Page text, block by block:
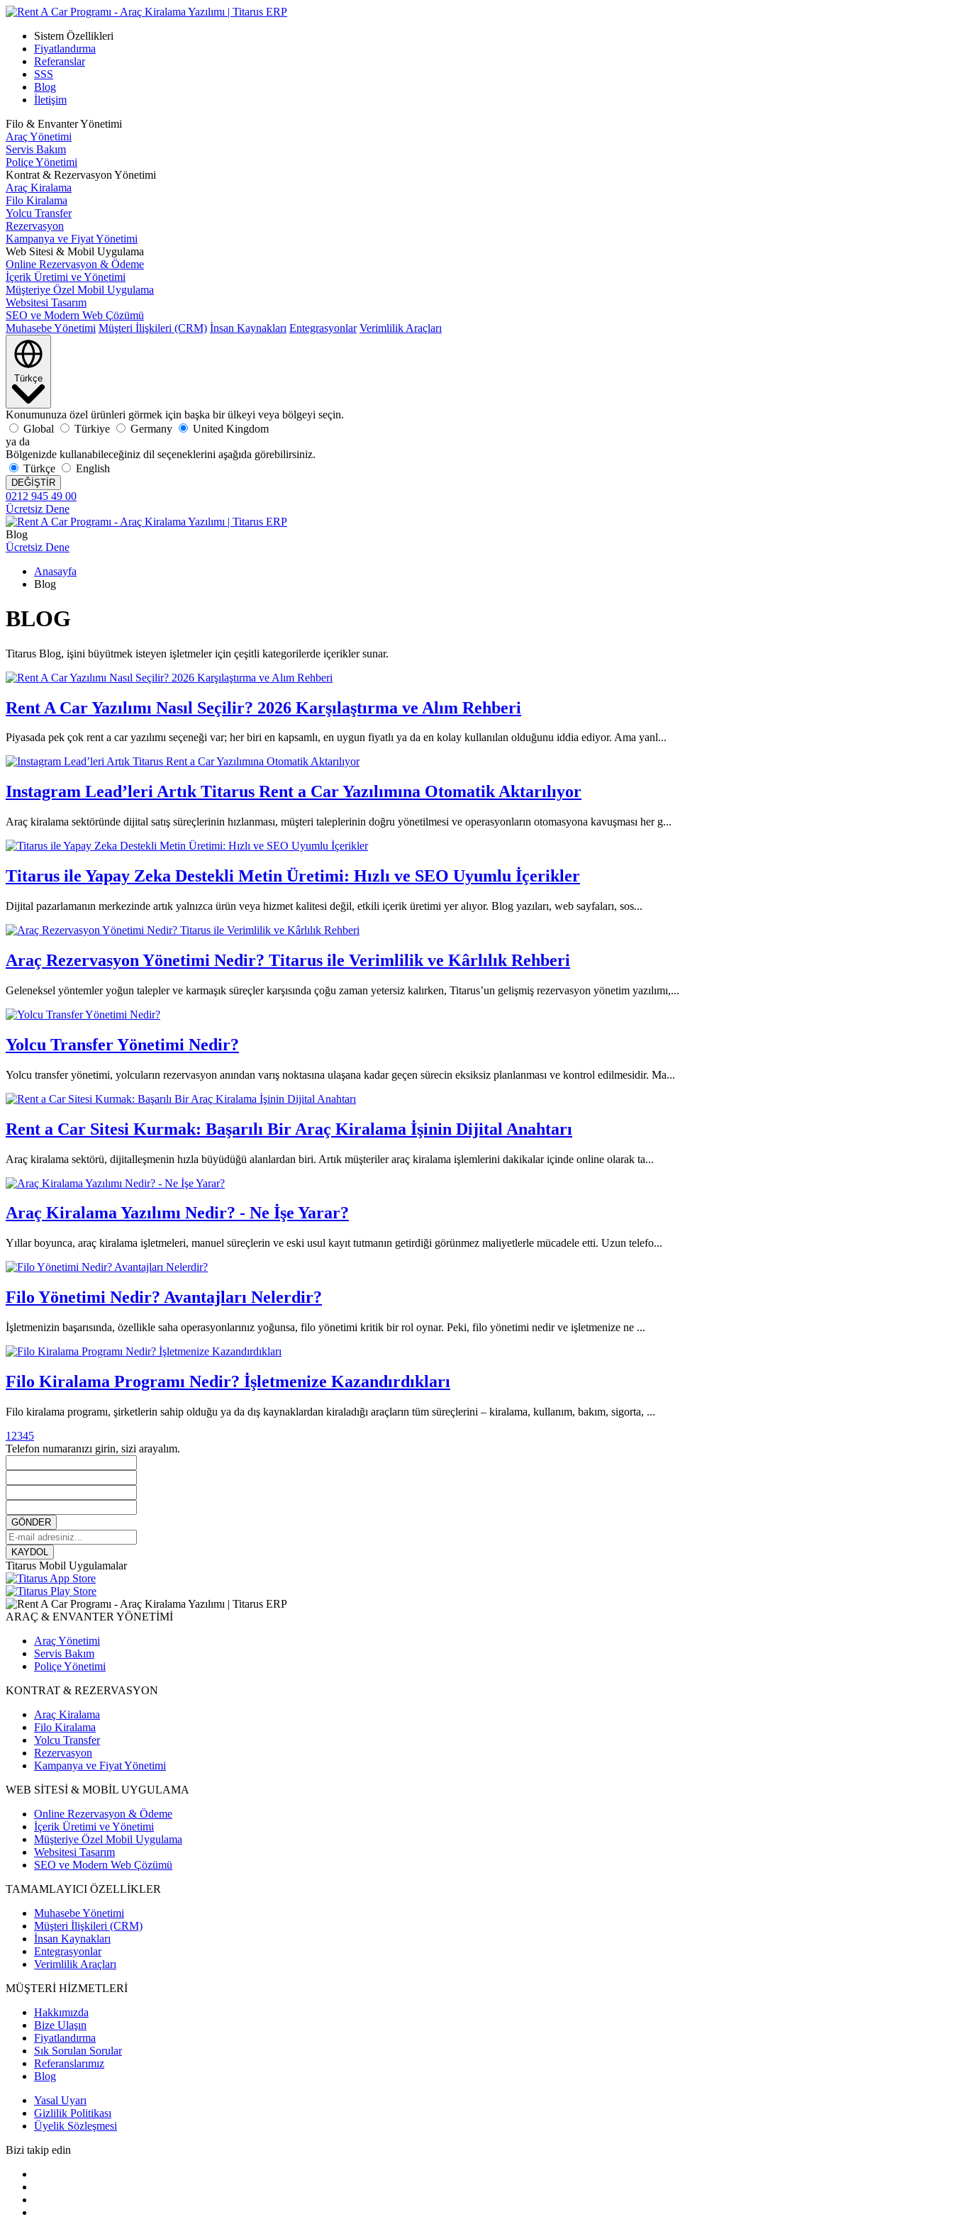
Sistem Özellikleri
Fiyatlandırma
Referanslar
SSS
Blog
İletişim
Filo & Envanter Yönetimi
Araç Yönetimi
Servis Bakım
Poliçe Yönetimi
Kontrat & Rezervasyon Yönetimi
Araç Kiralama
Filo Kiralama
Yolcu Transfer
Rezervasyon
Kampanya ve Fiyat Yönetimi
Web Sitesi & Mobil Uygulama
Online Rezervasyon & Ödeme
İçerik Üretimi ve Yönetimi
Müşteriye Özel Mobil Uygulama
Websitesi Tasarım
SEO ve Modern Web Çözümü
Muhasebe Yönetimi Müşteri İlişkileri (CRM) İnsan Kaynakları Entegrasyonlar Verimlilik Araçları
Türkçe
Konumunuza özel ürünleri görmek için başka bir ülkeyi veya bölgeyi seçin.
Global
Türkiye Germany
United Kingdom
ya da
Bölgenizde kullanabileceğiniz dil seçeneklerini aşağıda görebilirsiniz.
Türkçe
English
DEĞİŞTİR
0212 945 49 00
Ücretsiz Dene
Blog
Ücretsiz Dene
Anasayfa
Blog
BLOG
Titarus Blog, işini büyütmek isteyen işletmeler için çeşitli kategorilerde içerikler sunar.
Rent A Car Yazılımı Nasıl Seçilir? 2026 Karşılaştırma ve Alım Rehberi
Piyasada pek çok rent a car yazılımı seçeneği var; her biri en kapsamlı, en uygun fiyatlı ya da en kolay kullanılan olduğunu iddia ediyor. Ama yanl...
Instagram Lead’leri Artık Titarus Rent a Car Yazılımına Otomatik Aktarılıyor
Araç kiralama sektöründe dijital satış süreçlerinin hızlanması, müşteri taleplerinin doğru yönetilmesi ve operasyonların otomasyona kavuşması her g...
Titarus ile Yapay Zeka Destekli Metin Üretimi: Hızlı ve SEO Uyumlu İçerikler
Dijital pazarlamanın merkezinde artık yalnızca ürün veya hizmet kalitesi değil, etkili içerik üretimi yer alıyor. Blog yazıları, web sayfaları, sos...
Araç Rezervasyon Yönetimi Nedir? Titarus ile Verimlilik ve Kârlılık Rehberi
Geleneksel yöntemler yoğun talepler ve karmaşık süreçler karşısında çoğu zaman yetersiz kalırken, Titarus’un gelişmiş rezervasyon yönetim yazılımı,...
Yolcu Transfer Yönetimi Nedir?
Yolcu transfer yönetimi, yolcuların rezervasyon anından varış noktasına ulaşana kadar geçen sürecin eksiksiz planlanması ve kontrol edilmesidir. Ma...
Rent a Car Sitesi Kurmak: Başarılı Bir Araç Kiralama İşinin Dijital Anahtarı
Araç kiralama sektörü, dijitalleşmenin hızla büyüdüğü alanlardan biri. Artık müşteriler araç kiralama işlemlerini dakikalar içinde online olarak ta...
Araç Kiralama Yazılımı Nedir? - Ne İşe Yarar?
Yıllar boyunca, araç kiralama işletmeleri, manuel süreçlerin ve eski usul kayıt tutmanın getirdiği görünmez maliyetlerle mücadele etti. Uzun telefo...
Filo Yönetimi Nedir? Avantajları Nelerdir?
İşletmenizin başarısında, özellikle saha operasyonlarınız yoğunsa, filo yönetimi kritik bir rol oynar. Peki, filo yönetimi nedir ve işletmenize ne ...
Filo Kiralama Programı Nedir? İşletmenize Kazandırdıkları
Filo kiralama programı, şirketlerin sahip olduğu ya da dış kaynaklardan kiraladığı araçların tüm süreçlerini – kiralama, kullanım, bakım, sigorta, ...
1 2345
Telefon numaranızı girin, sizi arayalım.
GÖNDER
KAYDOL
Titarus Mobil Uygulamalar
ARAÇ & ENVANTER YÖNETİMİ
Araç Yönetimi
Servis Bakım
Poliçe Yönetimi
KONTRAT & REZERVASYON
Araç Kiralama
Filo Kiralama
Yolcu Transfer
Rezervasyon
Kampanya ve Fiyat Yönetimi
WEB SİTESİ & MOBİL UYGULAMA
Online Rezervasyon & Ödeme
İçerik Üretimi ve Yönetimi
Müşteriye Özel Mobil Uygulama
Websitesi Tasarım
SEO ve Modern Web Çözümü
TAMAMLAYICI ÖZELLİKLER
Muhasebe Yönetimi
Müşteri İlişkileri (CRM)
İnsan Kaynakları
Entegrasyonlar
Verimlilik Araçları
MÜŞTERİ HİZMETLERİ
Hakkımızda
Bize Ulaşın
Fiyatlandırma
Sık Sorulan Sorular
Referanslarımız
Blog
Yasal Uyarı
Gizlilik Politikası
Üyelik Sözleşmesi
Bizi takip edin